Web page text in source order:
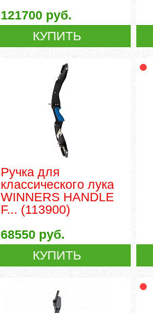
121700 руб.
КУПИТЬ
Ручка для
классического лука
WINNERS HANDLE
F... (113900)
68550 руб.
КУПИТЬ